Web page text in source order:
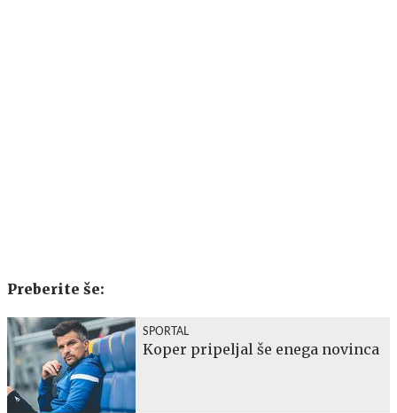
Preberite še:
SPORTAL
Koper pripeljal še enega novinca